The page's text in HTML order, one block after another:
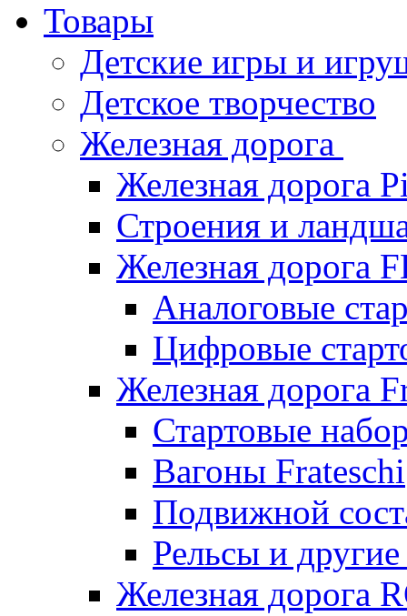
Товары
Детские игры и
Детское творчество
Железная дорога
Железная дорога
Строения и
Железная дорога
Аналоговые
Цифровые
Железная дорога
Стартовые
Вагоны Frateschi
Подвижной
Рельсы и
Железная дорога